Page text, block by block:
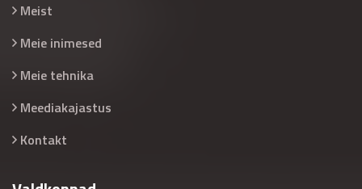
Meist
Meie inimesed
Meie tehnika
Meediakajastus
Kontakt